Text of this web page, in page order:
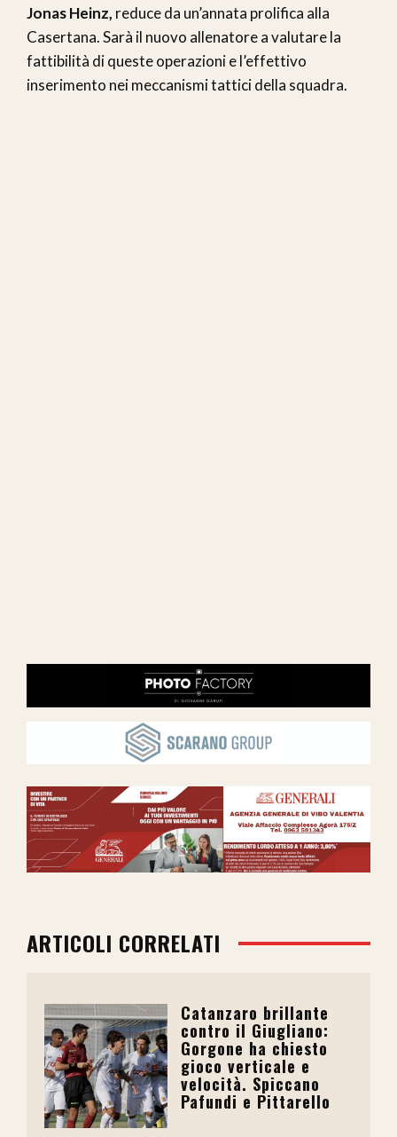
Jonas Heinz, reduce da un’annata prolifica alla
Casertana. Sarà il nuovo allenatore a valutare la
fattibilità di queste operazioni e l’effettivo
inserimento nei meccanismi tattici della squadra.
ARTICOLI CORRELATI
Catanzaro brillante
contro il Giugliano:
Gorgone ha chiesto
gioco verticale e
velocità. Spiccano
Pafundi e Pittarello